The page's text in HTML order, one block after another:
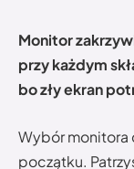
Monitor
przy każdym
bo zły ekran
Wybór monitora
początku.